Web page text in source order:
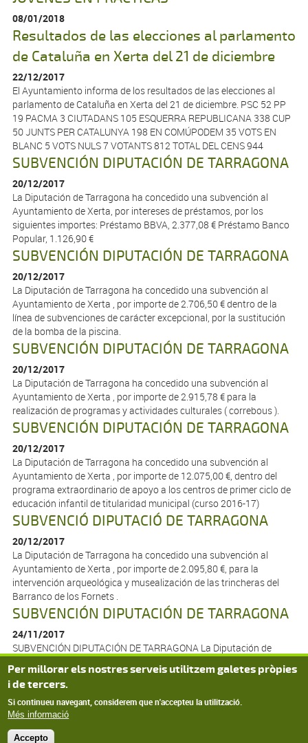
08/01/2018
Resultados de las elecciones al parlamento
de Cataluña en Xerta del 21 de diciembre
22/12/2017
El Ayuntamiento informa de los resultados de las elecciones al
parlamento de Cataluña en Xerta del 21 de diciembre. PSC 52 PP
19 PACMA 3 CIUTADANS 105 ESQUERRA REPUBLICANA 338 CUP
50 JUNTS PER CATALUNYA 198 EN COMÚPODEM 35 VOTS EN
BLANC 5 VOTS NULS 7 VOTANTS 812 TOTAL DEL CENS 944
SUBVENCIÓN DIPUTACIÓN DE TARRAGONA
20/12/2017
La Diputación de Tarragona ha concedido una subvención al
Ayuntamiento de Xerta, por intereses de préstamos, por los
siguientes importes: Préstamo BBVA, 2.377,08 € Préstamo Banco
Popular, 1.126,90 €
SUBVENCIÓN DIPUTACIÓN DE TARRAGONA
20/12/2017
La Diputación de Tarragona ha concedido una subvención al
Ayuntamiento de Xerta , por importe de 2.706,50 € dentro de la
línea de subvenciones de carácter excepcional, por la sustitución
de la bomba de la piscina.
SUBVENCIÓN DIPUTACIÓN DE TARRAGONA
20/12/2017
La Diputación de Tarragona ha concedido una subvención al
Ayuntamiento de Xerta , por importe de 2.915,78 € para la
realización de programas y actividades culturales ( correbous ).
SUBVENCIÓN DIPUTACIÓN DE TARRAGONA
20/12/2017
La Diputación de Tarragona ha concedido una subvención al
Ayuntamiento de Xerta , por importe de 12.075,00 €, dentro del
programa extraordinario de apoyo a los centros de primer ciclo de
educación infantil de titularidad municipal (curso 2016-17)
SUBVENCIÓ DIPUTACIÓ DE TARRAGONA
20/12/2017
La Diputación de Tarragona ha concedido una subvención al
Ayuntamiento de Xerta , por importe de 2.095,80 €, para la
intervención arqueológica y musealización de las trincheras del
Barranco de los Fornets .
SUBVENCIÓN DIPUTACIÓN DE TARRAGONA
24/11/2017
SUBVENCIÓN DIPUTACIÓN DE TARRAGONA La Diputación de
Tarragona ha concedido una subvención al Ayuntamiento de Xerta
por importe de 626,47 euros para el control de plagas.
Páginas
Per millorar els nostres serveis utilitzem galetes pròpies
i de tercers.
Si continueu navegant, considerem que n'accepteu la utilització.
Més informació
Accepto